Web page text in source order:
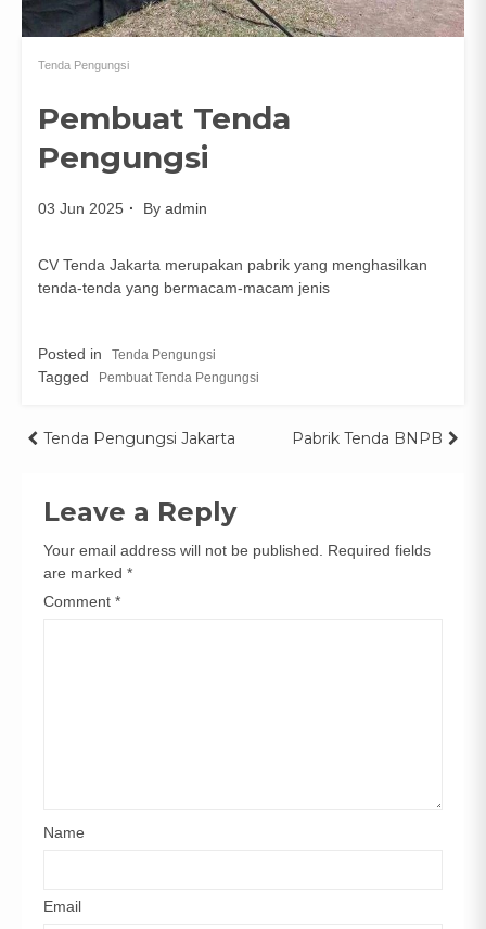
Tenda Pengungsi
Pembuat Tenda
Pengungsi
03 Jun 2025 By admin
CV Tenda Jakarta merupakan pabrik yang menghasilkan
tenda-tenda yang bermacam-macam jenis
Posted in Tenda Pengungsi
Tagged Pembuat Tenda Pengungsi
Post
Tenda Pengungsi Jakarta Pabrik Tenda BNPB
Leave a Reply
Your email address will not be published.
Required fields
are marked *
Comment *
Name
Email